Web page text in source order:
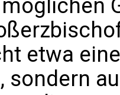
etwa
sondern